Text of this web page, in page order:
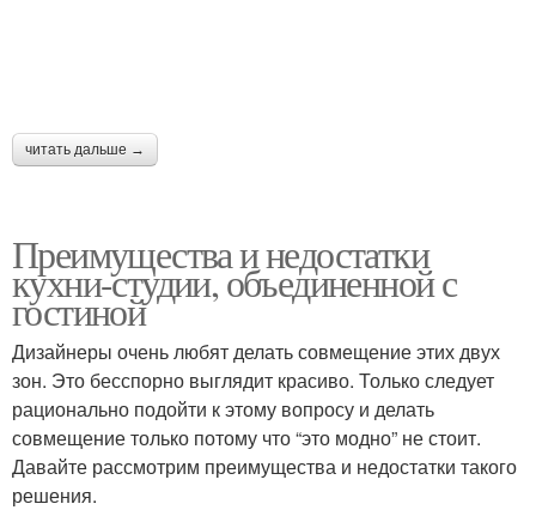
читать дальше →
Преимущества и недостатки
кухни-студии, объединенной с
гостиной
Дизайнеры очень любят делать совмещение этих двух
зон. Это бесспорно выглядит красиво. Только следует
рационально подойти к этому вопросу и делать
совмещение только потому что “это модно” не стоит.
Давайте рассмотрим преимущества и недостатки такого
решения.